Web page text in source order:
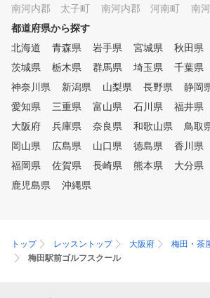
南河内郡 太子町
南河内郡 河南町
南
都道府県から探す
北海道
青森県 岩手県 宮城県 秋田県
茨城県
栃木県 群馬県 埼玉県 千葉県
神奈川県
新潟県 山梨県 長野県 静岡
愛知県
三重県 富山県 石川県 福井県
大阪府
兵庫県 奈良県 和歌山県 鳥取
岡山県
広島県 山口県 徳島県 香川県
福岡県
佐賀県 長崎県 熊本県 大分県
鹿児島県
沖縄県
トップ レッスントップ 大阪府
梅田・茶
梅田駅前ゴルフスクール